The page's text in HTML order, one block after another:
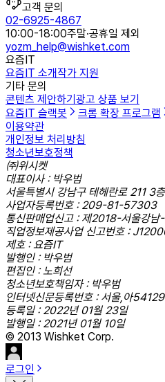
고객 문의
02-6925-4867
10:00-18:00주말·공휴일 제외
yozm_help@wishket.com
요즘IT
요즘IT 소개작가 지원
기타 문의
콘텐츠 제안하기 광고 상품 보기
요즘IT 슬랙봇
크롬 확장 프로그램
이용약관
개인정보 처리방침
청소년보호정책
㈜위시켓
대표이사 : 박우범
서울특별시 강남구 테헤란로 211 3
사업자등록번호 : 209-81-57303
통신판매업신고 : 제2018-서울강
직업정보제공사업 신고번호 :
제호 : 요즘IT
발행인 : 박우범
편집인 : 노희선
청소년보호책임자 : 박우범
인터넷신문등록번호 : 서울,아54129
등록일 : 2022년 01월 23일
발행일 : 2021년 01월 10일
© 2013 Wishket Corp.
로그인